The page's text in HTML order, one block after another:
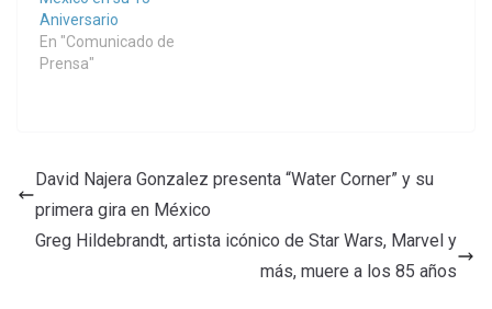
Aniversario
En "Comunicado de
Prensa"
David Najera Gonzalez presenta “Water Corner” y su
primera gira en México
Greg Hildebrandt, artista icónico de Star Wars, Marvel y
más, muere a los 85 años